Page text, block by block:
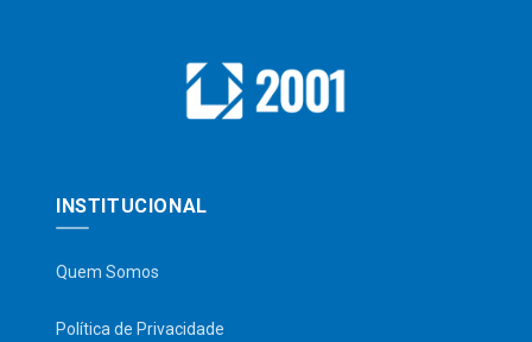
INSTITUCIONAL
Quem Somos
Política de Privacidade